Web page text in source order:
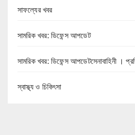
সাফল্যের খবর
সামরিক খবর: ডিফেন্স আপডেট
সামরিক খবর: ডিফেন্স আপডেটসেনাবাহিনী ।
স্বাস্থ্য ও চিকিৎসা